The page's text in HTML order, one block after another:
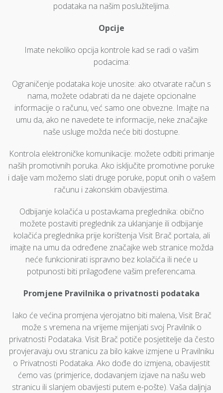
podataka na našim poslužiteljima.
Opcije
Imate nekoliko opcija kontrole kad se radi o vašim
podacima:
Ograničenje podataka koje unosite: ako otvarate račun s
nama, možete odabrati da ne dajete opcionalne
informacije o računu, već samo one obvezne. Imajte na
umu da, ako ne navedete te informacije, neke značajke
naše usluge možda neće biti dostupne.
Kontrola elektroničke komunikacije: možete odbiti primanje
naših promotivnih poruka. Ako isključite promotivne poruke
i dalje vam možemo slati druge poruke, poput onih o vašem
računu i zakonskim obavijestima.
Odbijanje kolačića u postavkama preglednika: obično
možete postaviti preglednik za uklanjanje ili odbijanje
kolačića preglednika prije korištenja Visit Brač portala, ali
imajte na umu da određene značajke web stranice možda
neće funkcionirati ispravno bez kolačića ili neće u
potpunosti biti prilagođene vašim preferencama.
Promjene Pravilnika o privatnosti podataka
Iako će većina promjena vjerojatno biti malena, Visit Brač
može s vremena na vrijeme mijenjati svoj Pravilnik o
privatnosti Podataka. Visit Brač potiče posjetitelje da često
provjeravaju ovu stranicu za bilo kakve izmjene u Pravilniku
o Privatnosti Podataka. Ako dođe do izmjena, obavijestit
ćemo vas (primjerice, dodavanjem izjave na našu web
stranicu ili slanjem obavijesti putem e-pošte). Vaša daljnja